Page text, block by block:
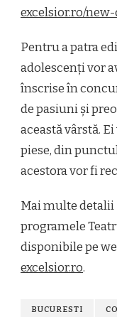
excelsior.ro/
Pentru a patra
adolescenți vor
înscrise în
de pasiuni și
această vârstă.
piese, din
acestora vor fi
Mai multe detalii
programele
disponibile pe
excelsior.ro.
BUCURESTI